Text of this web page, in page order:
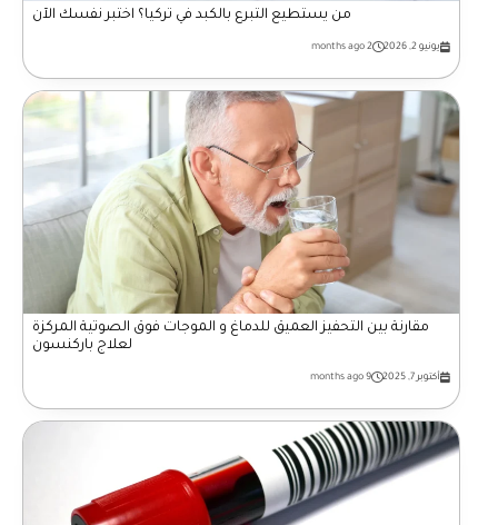
من يستطيع التبرع بالكبد في تركيا؟ اختبر نفسك الآن
يونيو 2, 2026 2 months ago
مقارنة بين التحفيز العميق للدماغ و الموجات فوق الصوتية المركزة
لعلاج باركنسون
أكتوبر 7, 2025 9 months ago